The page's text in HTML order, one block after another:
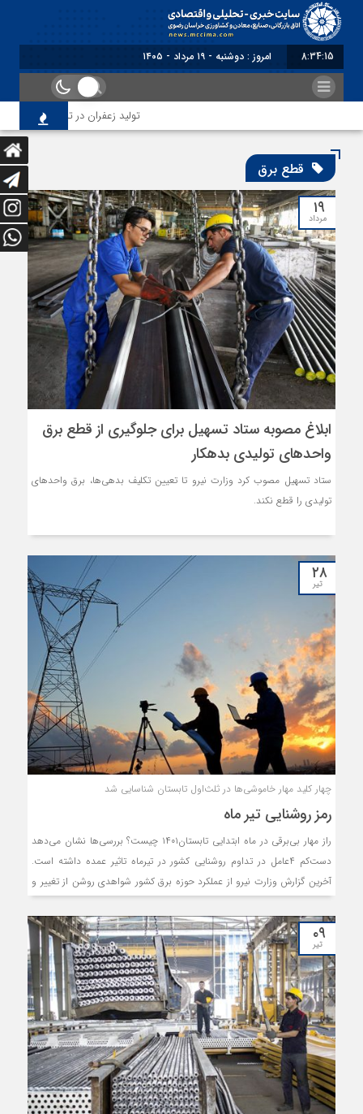
8:34:15 امروز : دوشنبه - ۱۹ مرداد - ۱۴۰۵
تولید زعفران در تنگنای مقررات
قطع برق
۱۹
مرداد
ابلاغ مصوبه ستاد تسهیل برای جلوگیری از قطع برق
واحدهای تولیدی بدهکار
ستاد تسهیل مصوب کرد وزارت نیرو تا تعیین تکلیف بدهی‌ها، برق واحدهای
تولیدی را قطع نکند.
۲۸
تیر
چهار کلید مهار خاموشی‌ها در ثلث‌اول تابستان شناسایی شد
رمز روشنایی تیر ماه
راز مهار بی‌برقی در ماه ابتدایی تابستان۱۴۰۱ چیست؟ بررسی‌ها نشان می‌دهد
دست‌کم ۴عامل در تداوم روشنایی کشور در تیرماه تاثیر عمده داشته است.
آخرین گزارش وزارت نیرو از عملکرد حوزه برق کشور شواهدی روشن از تغییر و
و تقویت عرضه برق را تایید می‌کند.
۰۹
تیر